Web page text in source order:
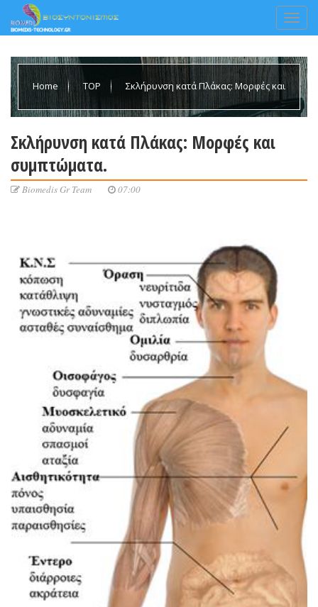
Home TOP Σκλήρυνση κατά Πλάκας: Μορφές και
Σκλήρυνση κατά Πλάκας: Μορφές και
συμπτώματα.
Biomedis Gr Team 07:00